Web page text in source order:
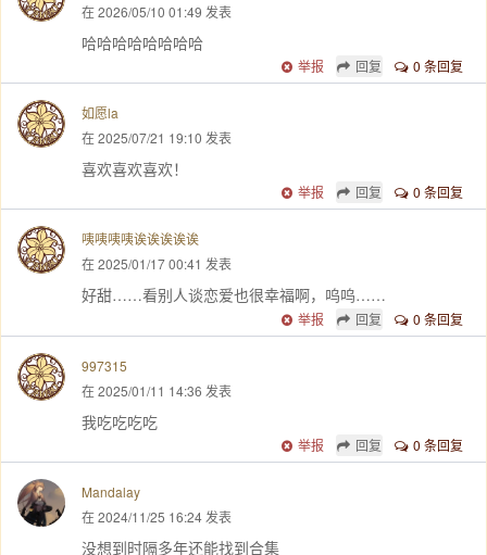
在 2026/05/10 01:49 发表
哈哈哈哈哈哈哈哈
0 条回复
回复
举报
如愿la
在 2025/07/21 19:10 发表
喜欢喜欢喜欢！
0 条回复
回复
举报
咦咦咦咦诶诶诶诶诶
在 2025/01/17 00:41 发表
好甜……看别人谈恋爱也很幸福啊，呜呜……
0 条回复
回复
举报
997315
在 2025/01/11 14:36 发表
我吃吃吃吃
0 条回复
回复
举报
Mandalay
在 2024/11/25 16:24 发表
没想到时隔多年还能找到合集